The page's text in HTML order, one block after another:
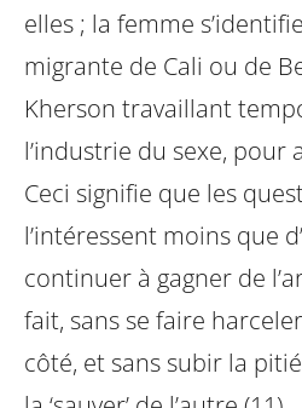
elles ; la femme
migrante de Cali ou de
Kherson travaillant
l’industrie du sexe, pour
Ceci signifie que les
l’intéressent moins que
continuer à gagner de
fait, sans se faire
côté, et sans subir la